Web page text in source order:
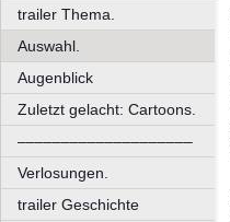
trailer Thema.
Auswahl.
Augenblick
Zuletzt gelacht: Cartoons.
––––––––––––––––––––
Verlosungen.
trailer Geschichte